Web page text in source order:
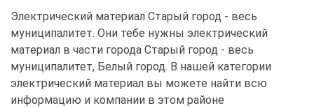
Электрический материал Старый город - весь
муниципалитет. Они тебе нужны электрический
материал в части города Старый город - весь
муниципалитет, Белый город. В нашей категории
электрический материал вы можете найти всю
информацию и компании в этом районе